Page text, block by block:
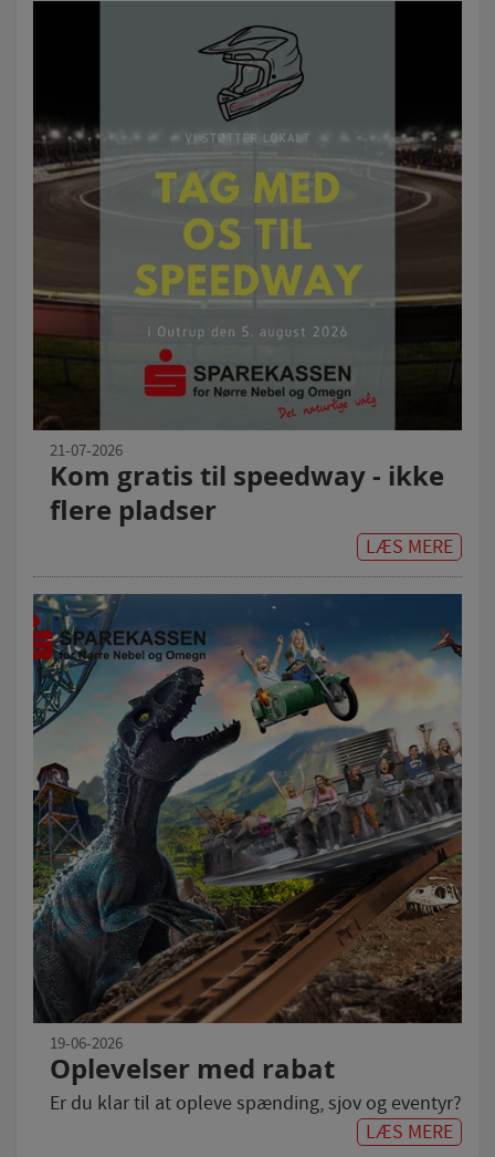
21-07-2026
Kom gratis til speedway - ikke
flere pladser
LÆS MERE
19-06-2026
Oplevelser med rabat
Er du klar til at opleve spænding, sjov og eventyr?
LÆS MERE